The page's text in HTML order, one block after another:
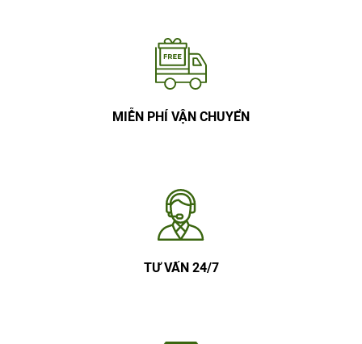
MIỄN PHÍ VẬN CHUYỂN
TƯ VẤN 24/7